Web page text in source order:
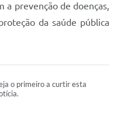
a prevenção de doenças,
da saúde pública
o primeiro a curtir esta